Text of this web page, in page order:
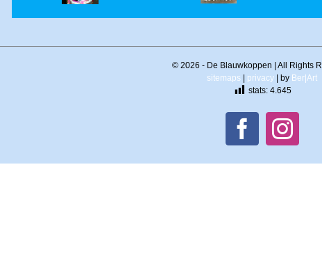
© 2026 - De Blauwkoppen | All Rights
sitemaps
privacy | by Ber|Art
stats: 4.645
Facebook